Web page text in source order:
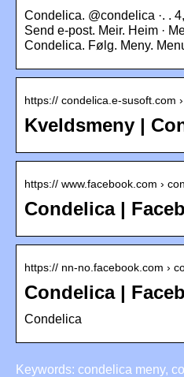
Condelica. @condelica ·. .
Send e-post. Meir. Heim ·
Condelica. Følg. Meny.
https:// condelica.e-susoft.com
Kveldsmeny |
https:// www.facebook.com ›
Condelica |
https:// nn-no.facebook.com ›
Condelica |
Condelica
Keywords: condelica meny,